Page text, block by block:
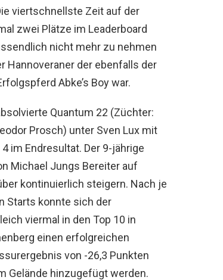
viertschnellste Zeit auf der
zwei Plätze im Leaderboard
nicht mehr zu nehmen
Hannoveraner der ebenfalls der
Abke’s Boy war.
Quantum 22 (Züchter:
Prosch) unter Sven Lux mit
im Endresultat. Der 9-jährige
Michael Jungs Bereiter auf
kontinuierlich steigern. Nach je
Starts konnte sich der
viermal in den Top 10 in
einen erfolgreichen
von -26,3 Punkten
Gelände hinzugefügt werden.